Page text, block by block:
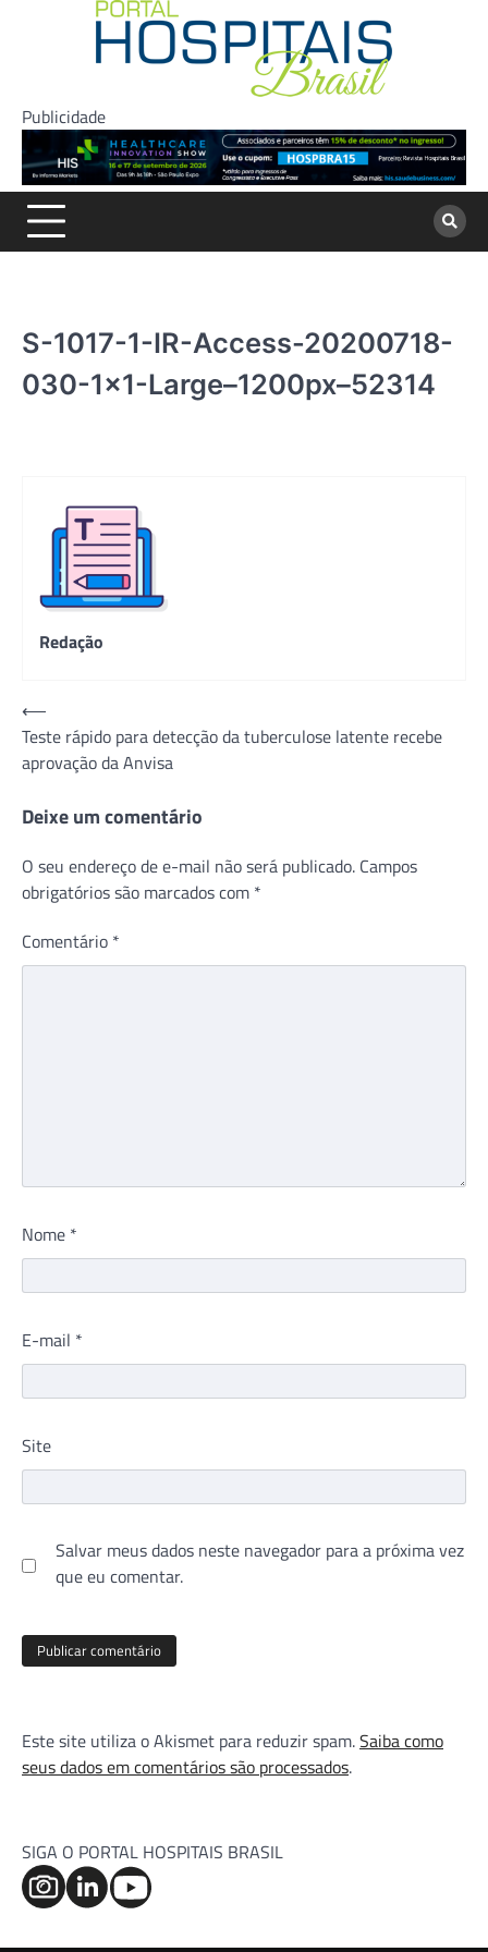
Publicidade
S-1017-1-IR-Access-20200718-
030-1×1-Large–1200px–52314
Redação
Navegação
de
Post
⟵
Teste rápido para detecção da tuberculose latente recebe
aprovação da Anvisa
Deixe um comentário
O seu endereço de e-mail não será publicado. Campos
obrigatórios são marcados com *
Comentário *
Nome *
E-mail *
Site
Salvar meus dados neste navegador para a próxima vez
que eu comentar.
Este site utiliza o Akismet para reduzir spam.Saiba como
seus dados em comentários são processados.
SIGA O PORTAL HOSPITAIS BRASIL